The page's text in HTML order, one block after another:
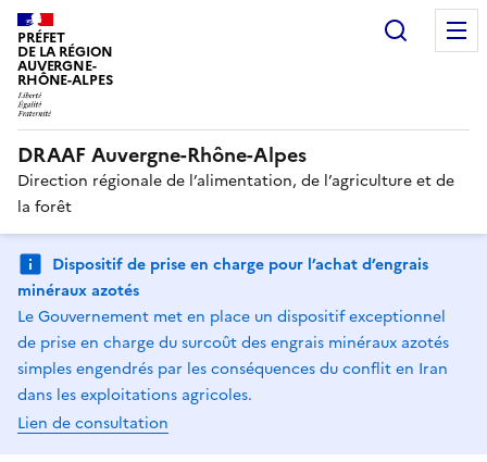
PRÉFET
DE LA RÉGION
AUVERGNE-
RHÔNE-ALPES
DRAAF Auvergne-Rhône-Alpes
Direction régionale de l’alimentation, de l’agriculture et de
la forêt
Dispositif de prise en charge pour l’achat d’engrais
minéraux azotés
Le Gouvernement met en place un dispositif exceptionnel
de prise en charge du surcoût des engrais minéraux azotés
simples engendrés par les conséquences du conflit en Iran
dans les exploitations agricoles.
Lien de consultation